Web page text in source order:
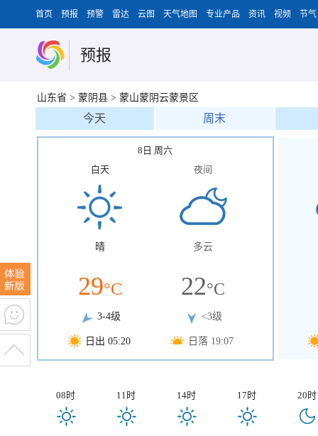
首页 预报 预警 雷达 云图 天气地图 专业产品 资讯 视频 节气
预报
山东省 > 蒙阴县 > 蒙山蒙阴云蒙景区
今天 周末
8日 周六
白天
晴
29°C
3-4级
日出 05:20
夜间
多云
22°C
<3级
日落 19:07
08时 11时 14时 17时 20时